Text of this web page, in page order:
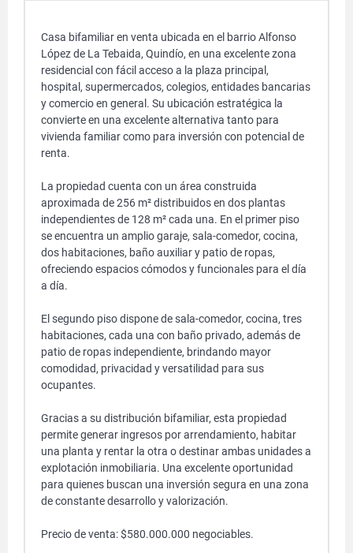
Casa bifamiliar en venta ubicada en el barrio Alfonso
López de La Tebaida, Quindío, en una excelente zona
residencial con fácil acceso a la plaza principal,
hospital, supermercados, colegios, entidades bancarias
y comercio en general. Su ubicación estratégica la
convierte en una excelente alternativa tanto para
vivienda familiar como para inversión con potencial de
renta.
La propiedad cuenta con un área construida
aproximada de 256 m² distribuidos en dos plantas
independientes de 128 m² cada una. En el primer piso
se encuentra un amplio garaje, sala-comedor, cocina,
dos habitaciones, baño auxiliar y patio de ropas,
ofreciendo espacios cómodos y funcionales para el día
a día.
El segundo piso dispone de sala-comedor, cocina, tres
habitaciones, cada una con baño privado, además de
patio de ropas independiente, brindando mayor
comodidad, privacidad y versatilidad para sus
ocupantes.
Gracias a su distribución bifamiliar, esta propiedad
permite generar ingresos por arrendamiento, habitar
una planta y rentar la otra o destinar ambas unidades a
explotación inmobiliaria. Una excelente oportunidad
para quienes buscan una inversión segura en una zona
de constante desarrollo y valorización.
Precio de venta: $580.000.000 negociables.